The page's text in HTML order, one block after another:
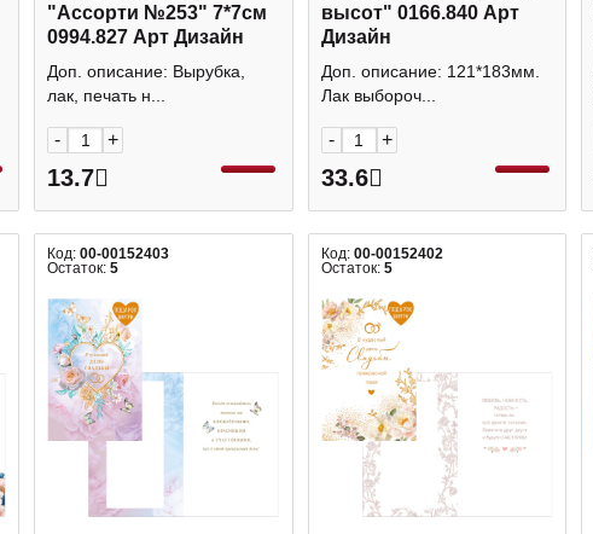
"Ассорти №253" 7*7см
0994.827 Арт Дизайн
Доп. описание: Вырубка,
лак, печать н...
- +
13.7
высот" 0166.840 Арт
Дизайн
Доп. описание: 121*183мм.
Лак выбороч...
- +
33.6
Код:00-00152403
Остаток:5
Код: 00-00152402
Остаток: 5